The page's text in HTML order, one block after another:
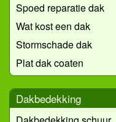
Spoed reparatie dak
Wat kost een dak
Stormschade dak
Plat dak coaten
Dakbedekking